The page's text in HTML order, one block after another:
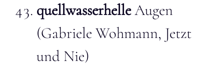
quellwasserhelleAugen
(Gabriele Wohmann, Jetzt
und Nie)